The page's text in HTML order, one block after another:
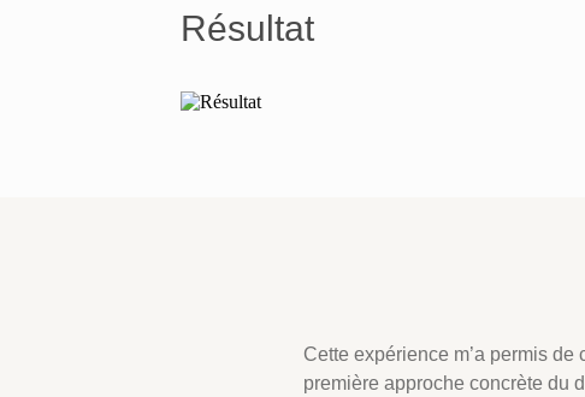
Résultat
Cette expérience m’a permis
première approche concrète du